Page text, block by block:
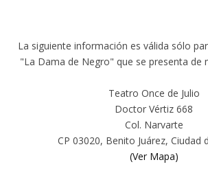
La siguiente información es válida sólo
"La Dama de Negro" que se presenta de
Teatro Once de Julio
Doctor Vértiz 668
Col. Narvarte
CP 03020, Benito Juárez, Ciudad
(Ver Mapa)